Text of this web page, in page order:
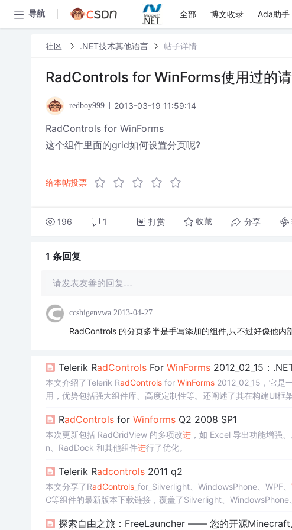
导航 全部 博文收录 Ada助手
社区 .NET技术其他语言 帖子详情
RadControls for WinForms使用过的
redboy999 2013-03-19 11:59:14
RadControls for WinForms
这个组件里面的grid如何设置分页呢?
给本帖投票
196 1 打赏 收藏 分享
1 条回复
请发表友善的回复…
ccshigenvwa 2013-04-27
RadControls 的分页多半是手写添加的组件,只不过好像他内
Telerik RadControlsFor WinForms2012_02_15：
本文介绍了Telerik RadControlsfor WinForms2012_02_15，它是
用，优势包括强大组件库、高度定制性等。还阐述了其在构建UI
RadControlsfor WinformsQ2 2008 SP1
本次更新包括 RadGridView 的多项改进，如 Excel 导出功能增强
n、RadDock 和其他组件进行了优化。
Telerik Radcontrols2011 q2
本文分享了RadControls_for_Silverlight、WindowsPhone、WPF、
C等组件的最新版本下载链接，覆盖了Silverlight、WindowsPhone
探索自由之旅：FreeLauncher —— 您的开源Minecraft